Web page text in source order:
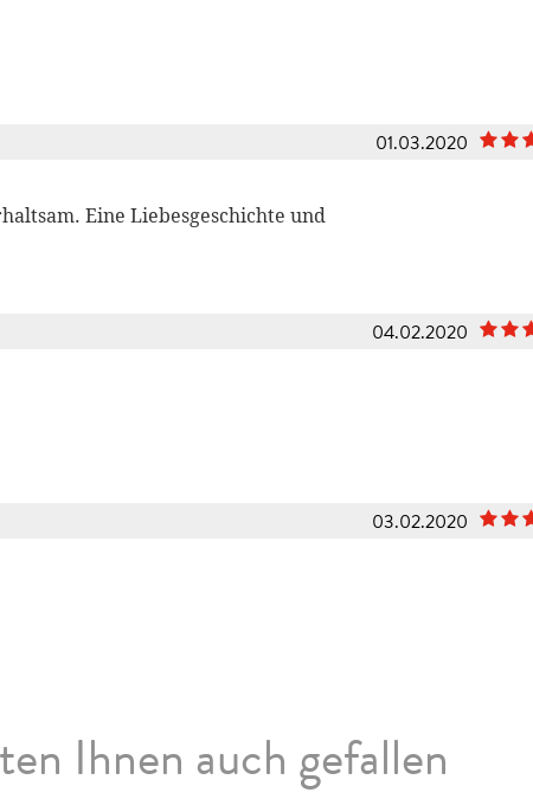
01.03.2020
Eine Liebesgeschichte und
04.02.2020
03.02.2020
Ihnen auch gefallen